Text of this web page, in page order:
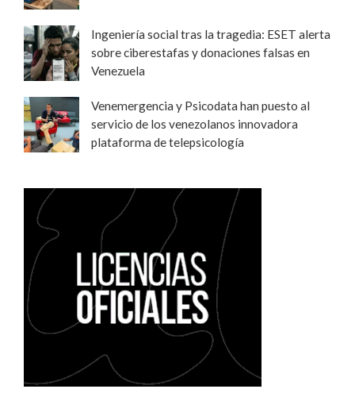
Ingeniería social tras la tragedia: ESET alerta
sobre ciberestafas y donaciones falsas en
Venezuela
Venemergencia y Psicodata han puesto al
servicio de los venezolanos innovadora
plataforma de telepsicología